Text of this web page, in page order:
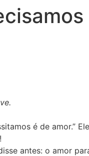
é de amor.”
antes: o amor